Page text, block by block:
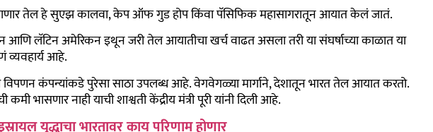
तेल हे सुएझ कालवा, केप ऑफ गुड होप किंवा पॅसिफिक महासागरातून आयात केलं जातं.
आणि लॅटिन अमेरिकन इथून जरी तेल आयातीचा खर्च वाढत असला तरी या संघर्षाच्या काळात या
व्यवहार्य आहे.
विपणन कंपन्यांकडे पुरेसा साठा उपलब्ध आहे. वेगवेगळ्या मार्गाने, देशातून भारत तेल आयात करतो.
कमी भासणार नाही याची शाश्वती केंद्रीय मंत्री पूरी यांनी दिली आहे.
युद्धाचा भारतावर काय परिणाम होणार